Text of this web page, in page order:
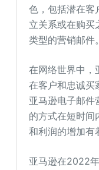
色，包括潜在客
立关系或在购买
类型的营销邮件。
在网络世界中，
在客户和忠诚买
亚马逊电子邮件
的方式在短时间
和利润的增加有
亚马逊在2022